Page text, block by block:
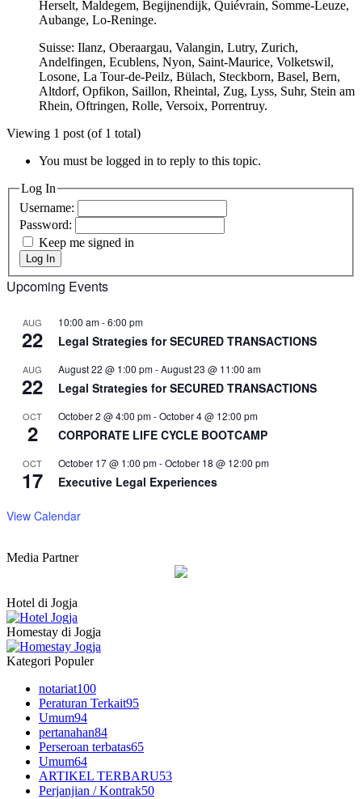
Herselt, Maldegem, Begijnendijk, Quiévrain, Somme-Leuze,
Aubange, Lo-Reninge.
Suisse: Ilanz, Oberaargau, Valangin, Lutry, Zurich,
Andelfingen, Ecublens, Nyon, Saint-Maurice, Volketswil,
Losone, La Tour-de-Peilz, Bülach, Steckborn, Basel, Bern,
Altdorf, Opfikon, Saillon, Rheintal, Zug, Lyss, Suhr, Stein am
Rhein, Oftringen, Rolle, Versoix, Porrentruy.
Viewing 1 post (of 1 total)
You must be logged in to reply to this topic.
Log In
Username:
Password:
Keep me signed in
Log In
Upcoming Events
AUG
22
10:00 am-6:00 pm
Legal Strategies for SECURED TRANSACTIONS
AUG
22
August 22 @ 1:00 pm-August 23 @ 11:00 am
Legal Strategies for SECURED TRANSACTIONS
OCT
2
October 2 @ 4:00 pm-October 4 @ 12:00 pm
CORPORATE LIFE CYCLE BOOTCAMP
OCT
17
October 17 @ 1:00 pm-October 18 @ 12:00 pm
Executive Legal Experiences
View Calendar
Media Partner
Hotel di Jogja
Homestay di Jogja
Kategori Populer
notariat100
Peraturan Terkait95
Umum94
pertanahan84
Perseroan terbatas65
Umum64
ARTIKEL TERBARU53
Perjanjian / Kontrak50